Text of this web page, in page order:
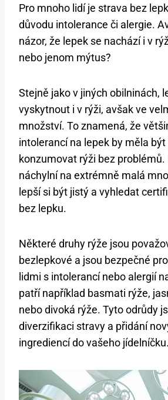
Pro mnoho lidí je strava bez
důvodu intolerance či alergie.
názor, že lepek se nachází i v
nebo jenom mýtus?
Stejně jako v jiných obilninách,
vyskytnout i v rýži, avšak ve
množství. To znamená, že
intolerancí na lepek by měla
konzumovat rýži bez
náchylní na extrémně malá
lepší si být jistý a vyhledat
bez lepku.
Některé druhy rýže jsou
bezlepkové a jsou bezpečné
lidmi s intolerancí nebo alergií
patří například basmati rýže,
nebo divoká rýže. Tyto odrůdy
diverzifikaci stravy a přidání
ingrediencí do vašeho jídelníčku.